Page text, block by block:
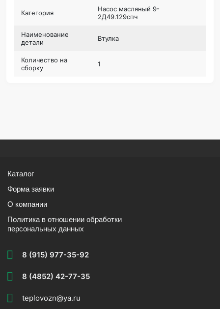
Категория
Насос масляный 9-
2Д49.129спч
Наименование
детали
Втулка
Количество на
сборку
1
Каталог
Форма заявки
О компании
Политика в отношении обработки
персональных данных
8 (915) 977-35-92
8 (4852) 42-77-35
teplovozn@ya.ru